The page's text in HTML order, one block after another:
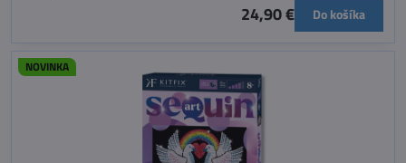
24,90 € Do košíka
NOVINKA